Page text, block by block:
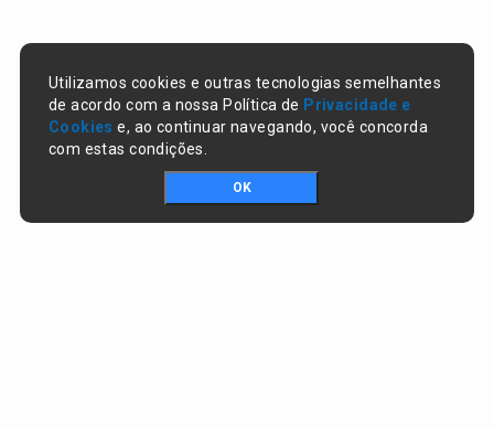
Utilizamos cookies e outras tecnologias semelhantes
de acordo com a nossa Política de Privacidade e
Cookies e, ao continuar navegando, você concorda
com estas condições.
OK